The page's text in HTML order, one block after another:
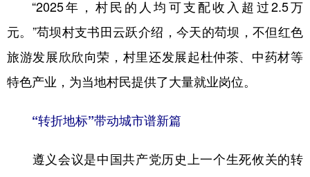
“2025年，村民的人均可支配收入超过2.5万
元。”苟坝村支书田云跃介绍，今天的苟坝，不但红色
旅游发展欣欣向荣，村里还发展起杜仲茶、中药材等
特色产业，为当地村民提供了大量就业岗位。
“转折地标”带动城市谱新篇
遵义会议是中国共产党历史上一个生死攸关的转